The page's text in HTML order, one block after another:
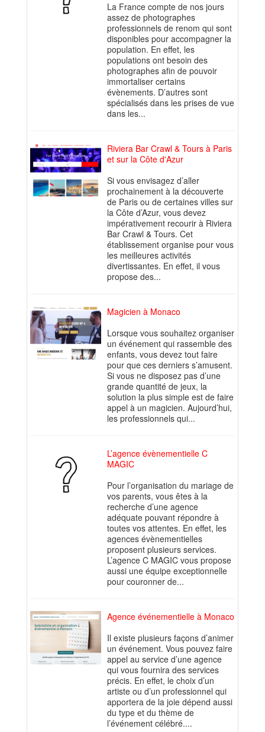
La France compte de nos jours
assez de photographes
professionnels de renom qui sont
disponibles pour accompagner la
population. En effet, les
populations ont besoin des
photographes afin de pouvoir
immortaliser certains
évènements. D’autres sont
spécialisés dans les prises de vue
dans les...
Riviera Bar Crawl & Tours à Paris
et sur la Côte d'Azur
Si vous envisagez d’aller
prochainement à la découverte
de Paris ou de certaines villes sur
la Côte d’Azur, vous devez
impérativement recourir à Riviera
Bar Crawl & Tours. Cet
établissement organise pour vous
les meilleures activités
divertissantes. En effet, il vous
propose des...
Magicien à Monaco
Lorsque vous souhaitez organiser
un événement qui rassemble des
enfants, vous devez tout faire
pour que ces derniers s’amusent.
Si vous ne disposez pas d’une
grande quantité de jeux, la
solution la plus simple est de faire
appel à un magicien. Aujourd’hui,
les professionnels qui...
L’agence évènementielle C
MAGIC
Pour l’organisation du mariage de
vos parents, vous êtes à la
recherche d’une agence
adéquate pouvant répondre à
toutes vos attentes. En effet, les
agences évènementielles
proposent plusieurs services.
L’agence C MAGIC vous propose
aussi une équipe exceptionnelle
pour couronner de...
Agence événementielle à Monaco
Il existe plusieurs façons d’animer
un événement. Vous pouvez faire
appel au service d’une agence
qui vous fournira des services
précis. En effet, le choix d’un
artiste ou d’un professionnel qui
apportera de la joie dépend aussi
du type et du thème de
l’événement célébré....